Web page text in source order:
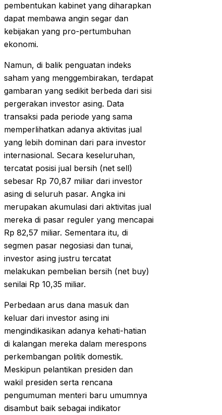
pembentukan kabinet yang diharapkan
dapat membawa angin segar dan
kebijakan yang pro-pertumbuhan
ekonomi.
Namun, di balik penguatan indeks
saham yang menggembirakan, terdapat
gambaran yang sedikit berbeda dari sisi
pergerakan investor asing. Data
transaksi pada periode yang sama
memperlihatkan adanya aktivitas jual
yang lebih dominan dari para investor
internasional. Secara keseluruhan,
tercatat posisi jual bersih (net sell)
sebesar Rp 70,87 miliar dari investor
asing di seluruh pasar. Angka ini
merupakan akumulasi dari aktivitas jual
mereka di pasar reguler yang mencapai
Rp 82,57 miliar. Sementara itu, di
segmen pasar negosiasi dan tunai,
investor asing justru tercatat
melakukan pembelian bersih (net buy)
senilai Rp 10,35 miliar.
Perbedaan arus dana masuk dan
keluar dari investor asing ini
mengindikasikan adanya kehati-hatian
di kalangan mereka dalam merespons
perkembangan politik domestik.
Meskipun pelantikan presiden dan
wakil presiden serta rencana
pengumuman menteri baru umumnya
disambut baik sebagai indikator